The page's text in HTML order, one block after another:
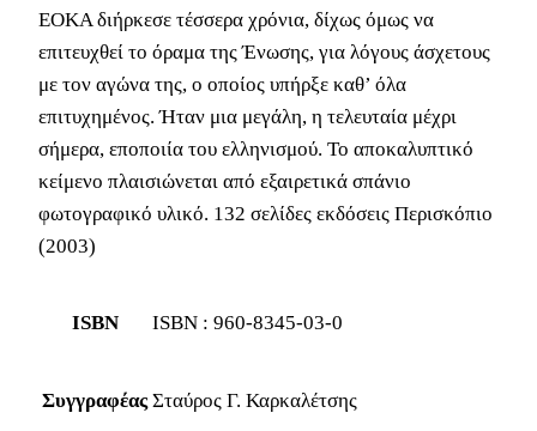
ΕΟΚΑ διήρκεσε τέσσερα χρόνια, δίχως όμως να
επιτευχθεί το όραμα της Ένωσης, για λόγους άσχετους
με τον αγώνα της, ο οποίος υπήρξε καθ’ όλα
επιτυχημένος. Ήταν μια μεγάλη, η τελευταία μέχρι
σήμερα, εποποιία του ελληνισμού. Το αποκαλυπτικό
κείμενο πλαισιώνεται από εξαιρετικά σπάνιο
φωτογραφικό υλικό. 132 σελίδες εκδόσεις Περισκόπιο
(2003)
ISBN ISBN : 960-8345-03-0
Συγγραφέας Σταύρος Γ. Καρκαλέτσης